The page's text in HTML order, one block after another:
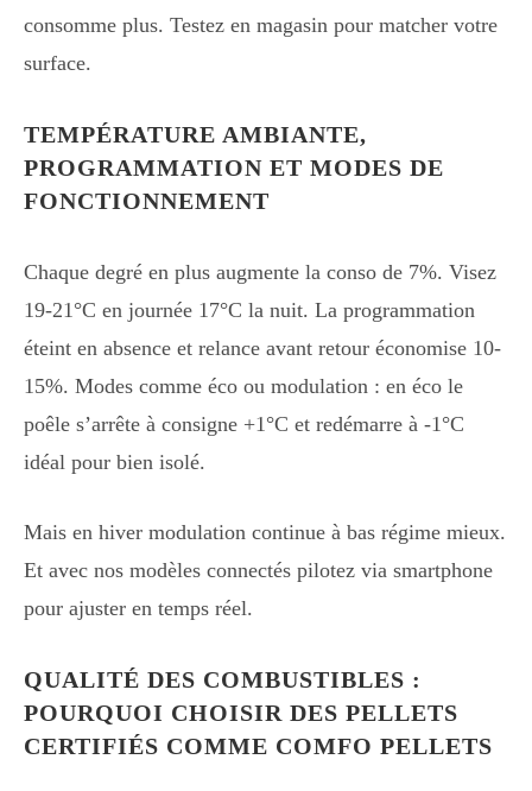
consomme plus. Testez en magasin pour matcher votre
surface.
TEMPÉRATURE AMBIANTE,
PROGRAMMATION ET MODES DE
FONCTIONNEMENT
Chaque degré en plus augmente la conso de 7%. Visez
19-21°C en journée 17°C la nuit. La programmation
éteint en absence et relance avant retour économise 10-
15%. Modes comme éco ou modulation : en éco le
poêle s’arrête à consigne +1°C et redémarre à -1°C
idéal pour bien isolé.
Mais en hiver modulation continue à bas régime mieux.
Et avec nos modèles connectés pilotez via smartphone
pour ajuster en temps réel.
QUALITÉ DES COMBUSTIBLES :
POURQUOI CHOISIR DES PELLETS
CERTIFIÉS COMME COMFO PELLETS